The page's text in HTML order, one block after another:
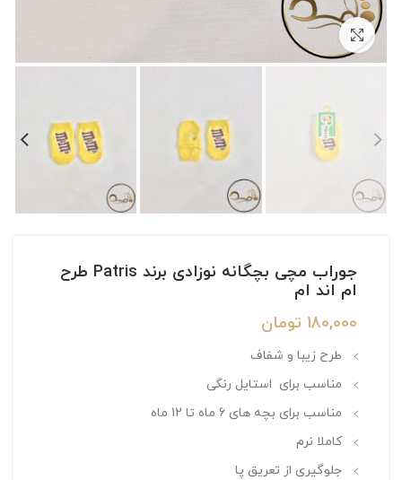
بزرگنمایی تصویر
جوراب مچی بچگانه نوزادی برند Patris طرح
ام اند ام
180,000 تومان
طرح زیبا و شفاف
مناسب برای استایل رنگی
مناسب برای بچه های 6 ماه تا 12 ماه
کاملا نرم
جلوگیری از تعریق پا